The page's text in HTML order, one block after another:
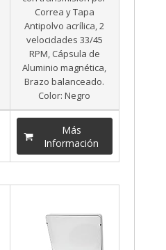
Correa y Tapa
Antipolvo acrílica, 2
velocidades 33/45
RPM, Cápsula de
Aluminio magnética,
Brazo balanceado.
Color: Negro
Más
Información